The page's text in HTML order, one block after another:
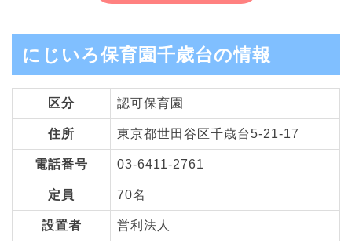
にじいろ保育園千歳台の情報
区分 認可保育園
住所 東京都世田谷区千歳台5-21-17
電話番号 03-6411-2761
定員 70名
設置者 営利法人